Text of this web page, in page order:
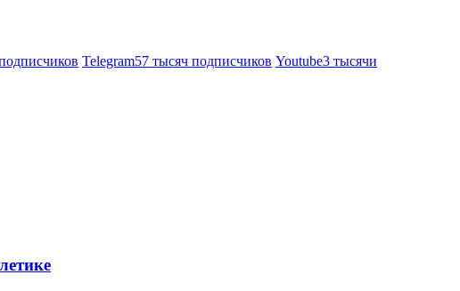
Telegram57 тысяч подписчиков Youtube3 тысячи